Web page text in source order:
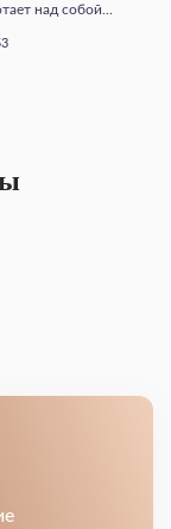
над собой...